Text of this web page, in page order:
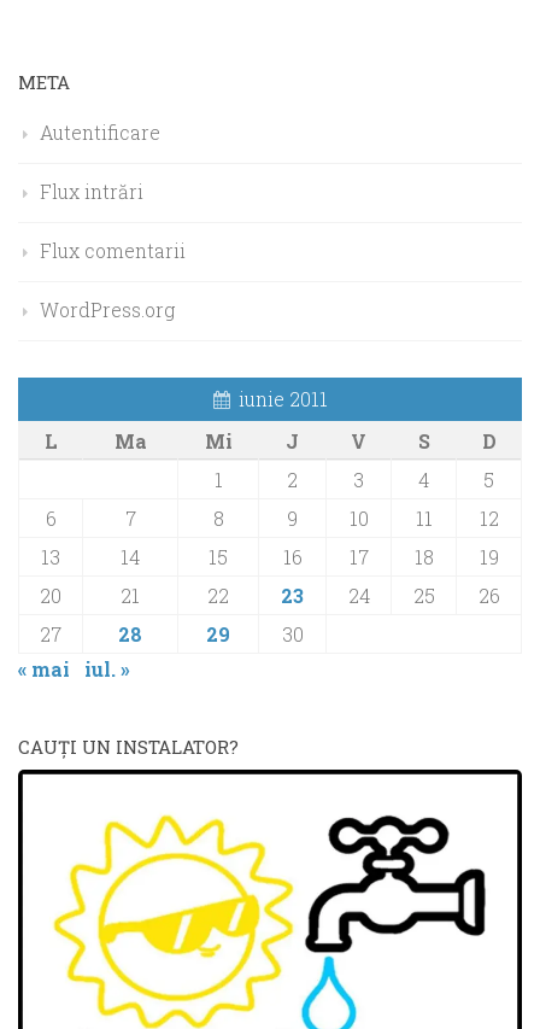
META
Autentificare
Flux intrări
Flux comentarii
WordPress.org
iunie 2011
L
Ma Mi J V S
D
1
2 3 4
5
6
7 8 9 10 11
12
13
14 15 16 17 18
19
20
21 22 23 24 25
26
27
28 29
30
« mai
iul. »
CAUŢI UN INSTALATOR?